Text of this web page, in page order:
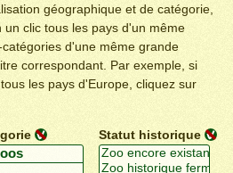
géographique et de catégorie,
clic tous les pays d'un même
d'une même grande
correspondant. Par exemple, si
les pays d'Europe, cliquez sur
Statut historique